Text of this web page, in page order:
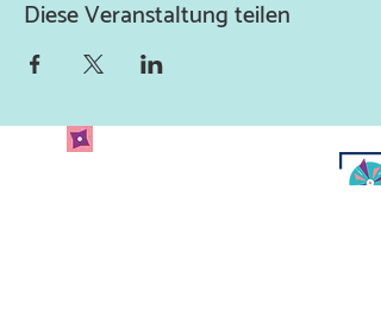
Diese Veranstaltung teilen